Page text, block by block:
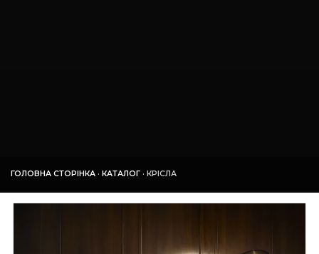
ГОЛОВНА СТОРІНКА · КАТАЛОГ · КРІСЛА